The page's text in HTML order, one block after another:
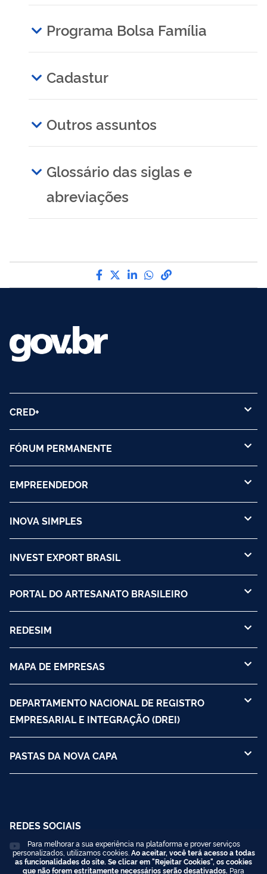
Programa Bolsa Família
Cadastur
Outros assuntos
Glossário das siglas e
abreviações
Compartilhe por Facebook
Compartilhe por Twitter
Compartilhe por
Compartilhe por
link para Copiar
CRED+
FÓRUM PERMANENTE
EMPREENDEDOR
INOVA SIMPLES
INVEST EXPORT BRASIL
PORTAL DO ARTESANATO BRASILEIRO
REDESIM
MAPA DE EMPRESAS
DEPARTAMENTO NACIONAL DE REGISTRO
EMPRESARIAL E INTEGRAÇÃO (DREI)
PASTAS DA NOVA CAPA
REDES SOCIAIS
Para melhorar a sua experiência na plataforma e prover serviços
personalizados, utilizamos cookies. Ao aceitar, você terá acesso a todas
as funcionalidades do site. Se clicar em "Rejeitar Cookies", os cookies
que não forem estritamente necessários serão desativados. Para